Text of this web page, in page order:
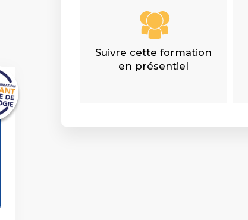
Suivre cette formation
en présentiel